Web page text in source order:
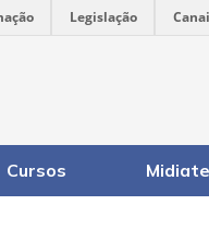
Legislação
Cursos